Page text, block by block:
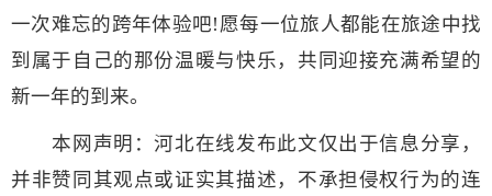
一次难忘的跨年体验吧!愿每一位旅人都能在旅途中找
到属于自己的那份温暖与快乐，共同迎接充满希望的
新一年的到来。
本网声明：河北在线发布此文仅出于信息分享，
并非赞同其观点或证实其描述，不承担侵权行为的连